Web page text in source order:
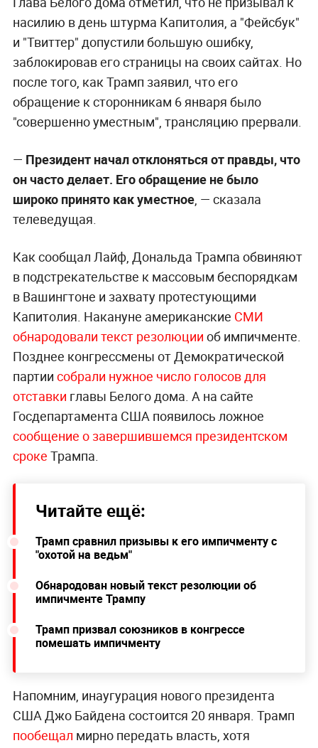
насилию в день штурма Капитолия, а "Фейсбук"
и "Твиттер" допустили большую ошибку,
заблокировав его страницы на своих сайтах. Но
после того, как Трамп заявил, что его
обращение к сторонникам 6 января было
"совершенно уместным", трансляцию прервали.
— Президент начал отклоняться от правды, что
он часто делает. Его обращение не было
широко принято как уместное, — сказала
телеведущая.
Как сообщал Лайф, Дональда Трампа обвиняют
в подстрекательстве к массовым беспорядкам
в Вашингтоне и захвату протестующими
Капитолия. Накануне американские СМИ
обнародовали текст резолюции об импичменте.
Позднее конгрессмены от Демократической
партии собрали нужное число голосов для
отставки главы Белого дома. А на сайте
Госдепартамента США появилось ложное
сообщение о завершившемся президентском
сроке Трампа.
Читайте ещё:
Трамп сравнил призывы к его импичменту с
"охотой на ведьм"
Обнародован новый текст резолюции об
импичменте Трампу
Трамп призвал союзников в конгрессе
помешать импичменту
Напомним, инаугурация нового президента
США Джо Байдена состоится 20 января. Трамп
пообещал мирно передать власть, хотя